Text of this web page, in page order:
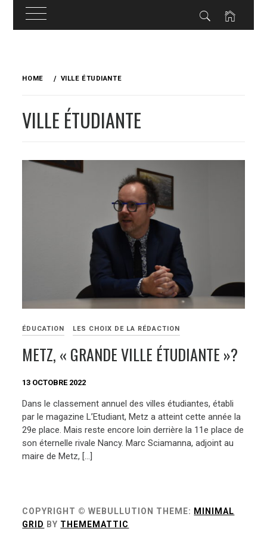
HOME VILLE ÉTUDIANTE
VILLE ÉTUDIANTE
ÉDUCATION LES CHOIX DE LA RÉDACTION
METZ, « GRANDE VILLE ÉTUDIANTE »?
13 OCTOBRE 2022
Dans le classement annuel des villes étudiantes, établi
par le magazine L’Etudiant, Metz a atteint cette année la
29e place. Mais reste encore loin derrière la 11e place de
son éternelle rivale Nancy. Marc Sciamanna, adjoint au
maire de Metz, […]
COPYRIGHT © WEBULLUTION THEME: MINIMAL
GRID BY THEMEMATTIC